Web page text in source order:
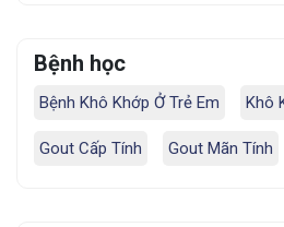
Bệnh học
Bệnh Khô Khớp Ở Trẻ Em Khô
Gout Cấp Tính Gout Mãn Tính